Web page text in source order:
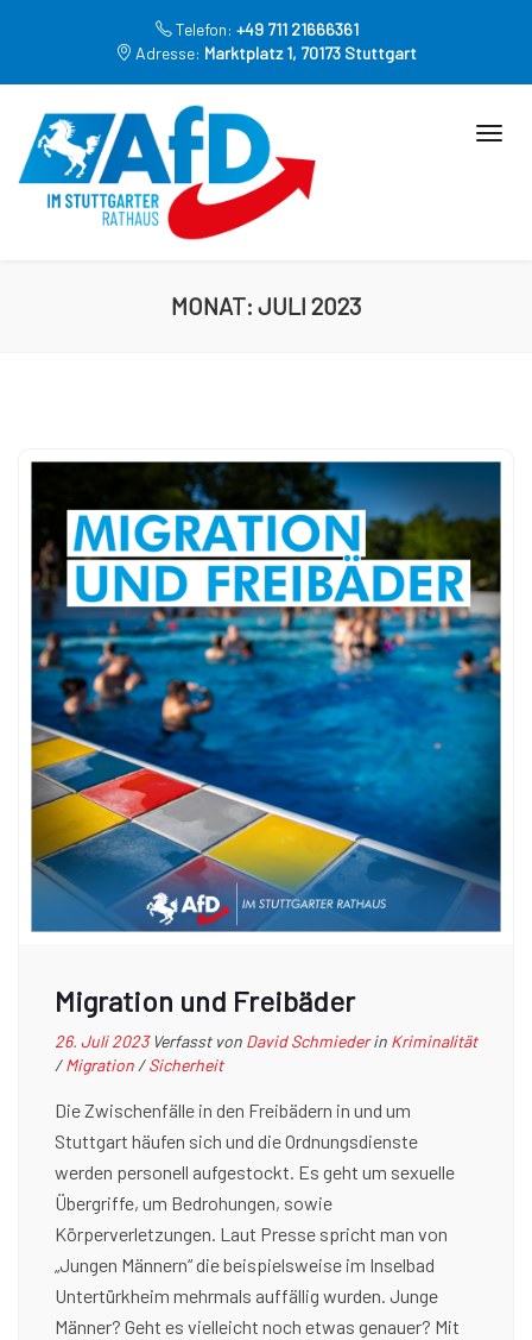
Telefon: +49 711 21666361
Adresse: Marktplatz 1, 70173 Stuttgart
MONAT: JULI 2023
Migration und Freibäder
26. Juli 2023 Verfasst von David Schmieder in Kriminalität
/Migration /Sicherheit
Die Zwischenfälle in den Freibädern in und um
Stuttgart häufen sich und die Ordnungsdienste
werden personell aufgestockt. Es geht um sexuelle
Übergriffe, um Bedrohungen, sowie
Körperverletzungen. Laut Presse spricht man von
„Jungen Männern“ die beispielsweise im Inselbad
Untertürkheim mehrmals auffällig wurden. Junge
Männer? Geht es vielleicht noch etwas genauer? Mit